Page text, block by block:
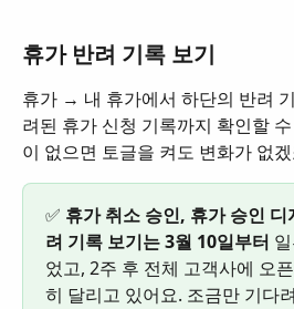
휴가 반려 기록 보기
휴가 → 내 휴가에서 하단의 반려
려된 휴가 신청 기록까지 확인할
이 없으면 토글을 켜도 변화가 없
✅ 휴가 취소 승인, 휴가 승인
려 기록 보기는 3월 10일부터
었고, 2주 후 전체 고객사에 오
히 달리고 있어요. 조금만 기다